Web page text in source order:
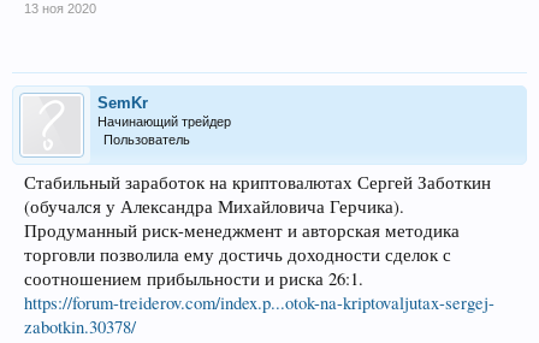
13 ноя 2020
SemKr
Начинающий трейдер
Пользователь
Стабильный заработок на криптовалютах Сергей Заботкин
(обучался у Александра Михайловича Герчика).
Продуманный риск-менеджмент и авторская методика
торговли позволила ему достичь доходности сделок с
соотношением прибыльности и риска 26:1.
https://forum-treiderov.com/index.p...otok-na-kriptovaljutax-sergej-
zabotkin.30378/